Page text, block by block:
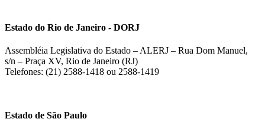
Estado do Rio de Janeiro - DORJ
Assembléia Legislativa do Estado – ALERJ – Rua Dom Manuel,
s/n – Praça XV, Rio de Janeiro (RJ)
Telefones: (21) 2588-1418 ou 2588-1419
Estado de São Paulo